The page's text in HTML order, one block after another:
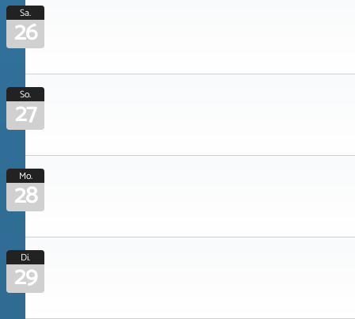
Sa.
26
So.
27
Mo.
28
Di.
29